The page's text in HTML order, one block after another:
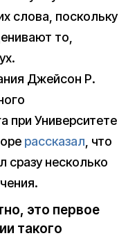
слова, поскольку
то,
Джейсон Р.
при Университете
рассказал, что
сразу несколько
это первое
такого